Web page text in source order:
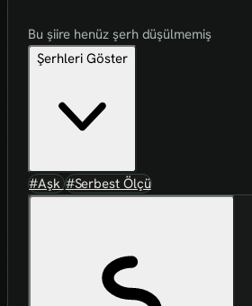
Bu şiire henüz şerh düşülmemiş
Şerhleri Göster
#Aşk#Serbest Ölçü